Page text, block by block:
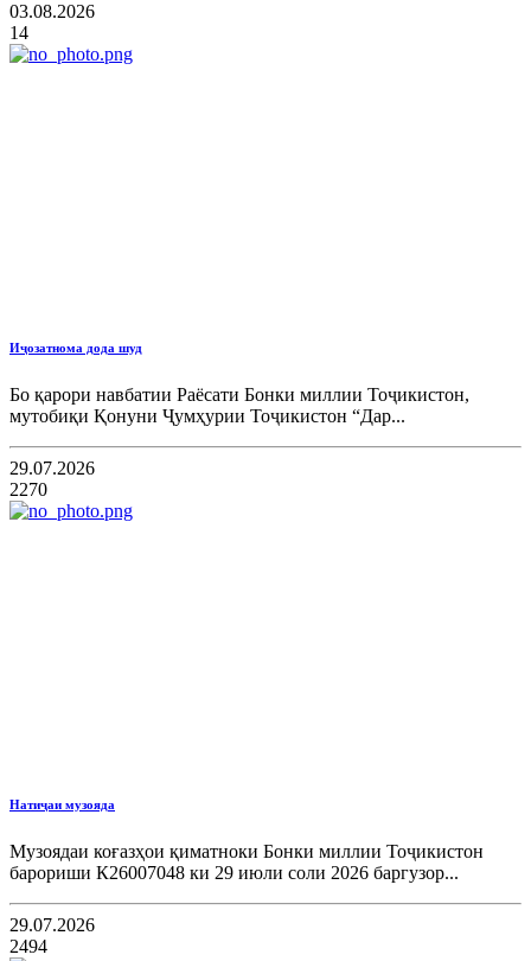
03.08.2026
14
Иҷозатнома дода шуд
Бо қарори навбатии Раёсати Бонки миллии Тоҷикистон,
мутобиқи Қонуни Ҷумҳурии Тоҷикистон “Дар...
29.07.2026
2270
Натиҷаи музояда
Музоядаи коғазҳои қиматноки Бонки миллии Тоҷикистон
барориши К26007048 ки 29 июли соли 2026 баргузор...
29.07.2026
2494